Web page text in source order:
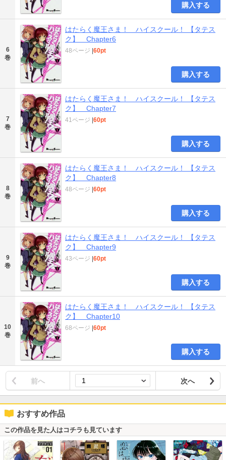
購入する
6
巻
はたらく魔王さま！ ハイスクール！ 【タテス
ク】 Chapter6
48ページ 60pt
購入する
7
巻
はたらく魔王さま！ ハイスクール！ 【タテス
ク】 Chapter7
41ページ 60pt
購入する
8
巻
はたらく魔王さま！ ハイスクール！ 【タテス
ク】 Chapter8
48ページ 60pt
購入する
9
巻
はたらく魔王さま！ ハイスクール！ 【タテス
ク】 Chapter9
43ページ 60pt
購入する
10
巻
はたらく魔王さま！ ハイスクール！ 【タテス
ク】 Chapter10
68ページ 60pt
購入する
前へ 次へ
おすすめ作品
この作品を見た人はコチラも見ています